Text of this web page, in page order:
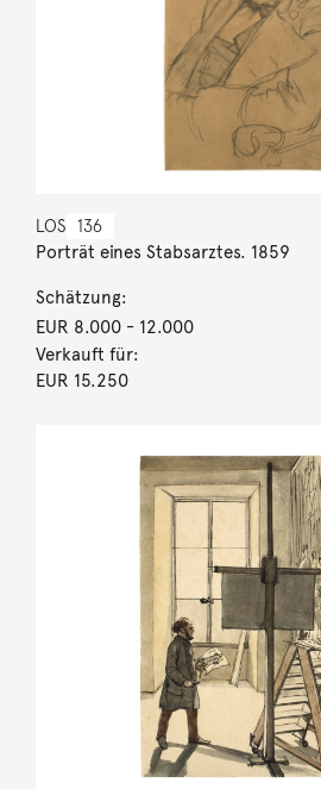
LOS 136
Porträt eines Stabsarztes. 1859
Schätzung:
EUR 8.000- 12.000
Verkauft für:
EUR 15.250